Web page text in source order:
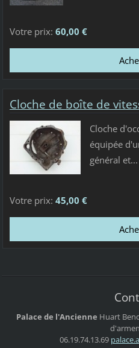
Votre prix: 60,00 €
Cloche de boîte de
Cloche
équipée
général et...
Votre prix: 45,00 €
Palace de l'Ancienne Huart
06.19.74.13.69 palace.a